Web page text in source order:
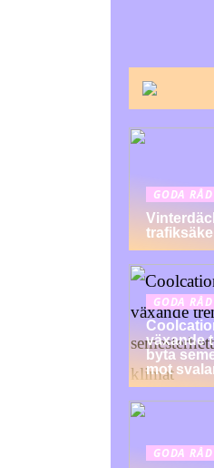
GODA RÅD
GODA RÅD
växande
byta
mot
GODA RÅD